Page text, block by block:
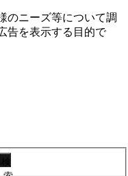
のニーズ等について調
告を表⽰する⽬的で